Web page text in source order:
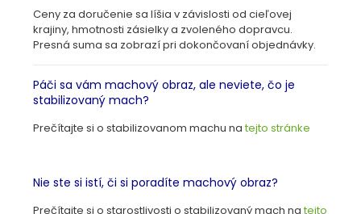
Ceny za doručenie sa líšia v závislosti od cieľovej
krajiny, hmotnosti zásielky a zvoleného dopravcu.
Presná suma sa zobrazí pri dokončovaní objednávky.
Páči sa vám machový obraz, ale neviete, čo je
stabilizovaný mach?
Prečítajte si o stabilizovanom machu natejto stránke
Nie ste si istí, či si poradíte machový obraz?
Prečítajte si o starostlivosti o stabilizovaný mach natejto